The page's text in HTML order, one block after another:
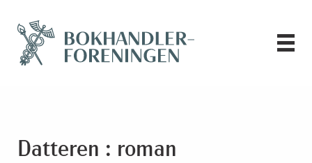
Datteren : roman